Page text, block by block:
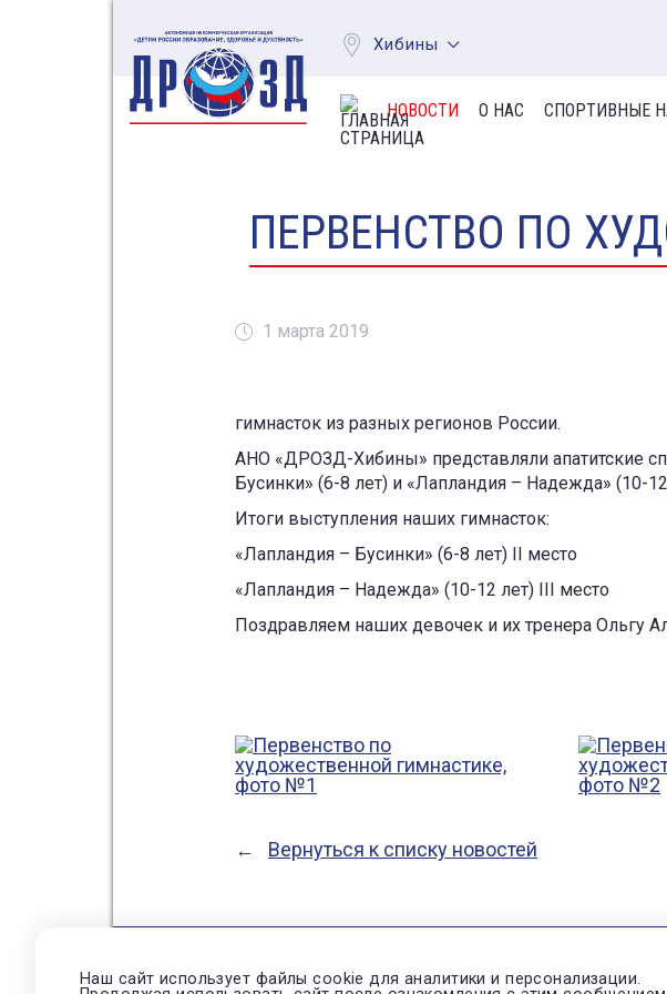
Хибины
НОВОСТИ О НАС СПОРТИВНЫЕ
ПЕРВЕНСТВО ПО
1 марта 2019
гимнасток из разных регионов России.
АНО «ДРОЗД-Хибины» представляли апатитские
Бусинки» (6-8 лет) и «Лапландия – Надежда» (10-
Итоги выступления наших гимнасток:
«Лапландия – Бусинки» (6-8 лет) II место
«Лапландия – Надежда» (10-12 лет) III место
Поздравляем наших девочек и их тренера Ольгу
Вернуться к списку новостей
Наш сайт использует файлы cookie для аналитики и персонализации.